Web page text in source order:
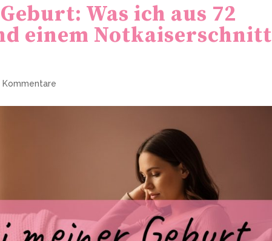
Was ich aus 72
einem Notkaiserschnitt
Kommentare